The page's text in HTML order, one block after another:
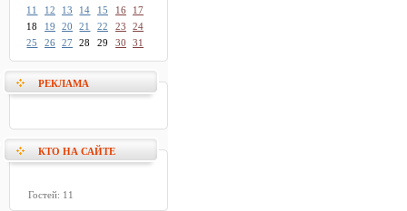
11
12 13 14 15 16
17
18
19 20 21 22 23
24
25
26 27 28 29 30 31
РЕКЛАМА
КТО НА САЙТЕ
Гостей: 11